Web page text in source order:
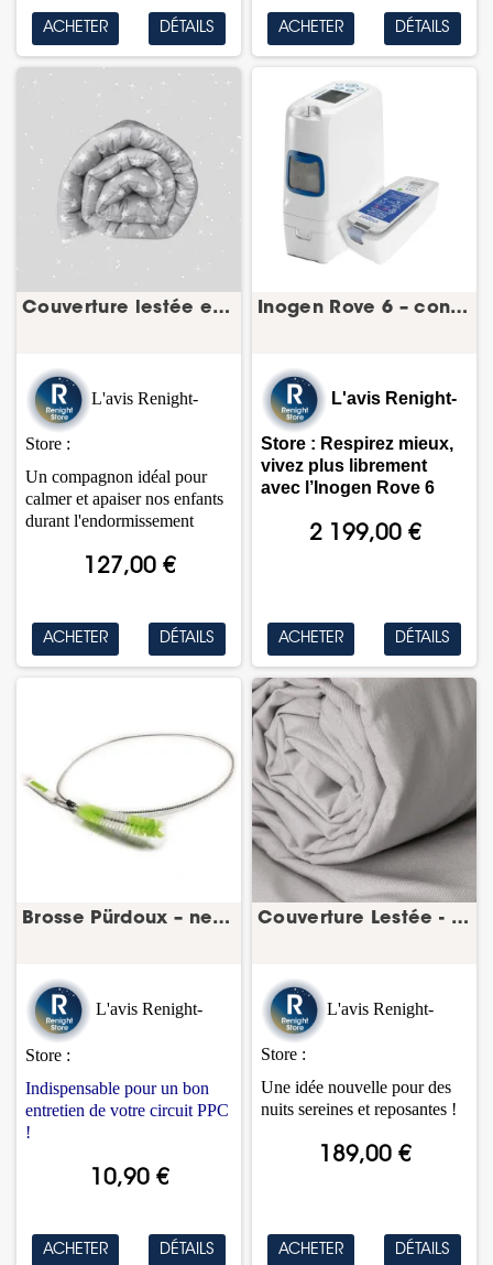
ACHETER DÉTAILS ACHETER DÉTAILS
Couverture lestée enfant – La Couverture Magique
127,00 €
L'avis Renight-
Store :
Un compagnon idéal pour
calmer et apaiser nos enfants
durant l'endormissement
ACHETER DÉTAILS
Inogen Rove 6 – concentrateur d’oxygène portable
2 199,00 €
L'avis Renight-
Store : Respirez mieux,
vivez plus librement
avec l’Inogen Rove 6
ACHETER DÉTAILS
Brosse Pürdoux – nettoyage tuyau CPAP
10,90 €
L'avis Renight-
Store :
Indispensable pour un bon
entretien de votre circuit PPC
!
ACHETER DÉTAILS
Couverture Lestée - Dormeur
189,00 €
L'avis Renight-
Store :
Une idée nouvelle pour des
nuits sereines et reposantes !
ACHETER DÉTAILS